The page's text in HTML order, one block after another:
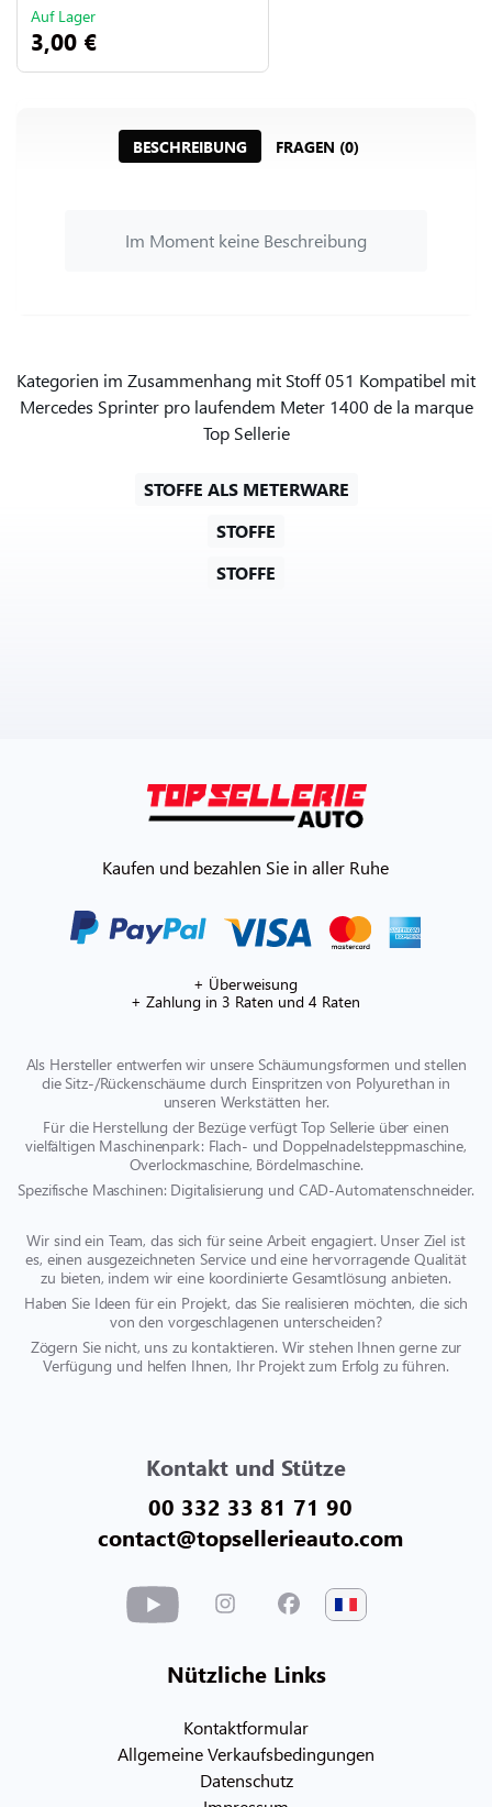
Auf Lager
3,00 €
BESCHREIBUNG FRAGEN (0)
Im Moment keine Beschreibung
Kategorien im Zusammenhang mit Stoff 051 Kompatibel mit
Mercedes Sprinter pro laufendem Meter 1400 de la marque
Top Sellerie
STOFFE ALS METERWARE
STOFFE
STOFFE
Kaufen und bezahlen Sie in aller Ruhe
+ Überweisung
+ Zahlung in 3 Raten und 4 Raten
Als Hersteller entwerfen wir unsere Schäumungsformen und stellen
die Sitz-/Rückenschäume durch Einspritzen von Polyurethan in
unseren Werkstätten her.
Für die Herstellung der Bezüge verfügt Top Sellerie über einen
vielfältigen Maschinenpark: Flach- und Doppelnadelsteppmaschine,
Overlockmaschine, Bördelmaschine.
Spezifische Maschinen: Digitalisierung und CAD-Automatenschneider.
Wir sind ein Team, das sich für seine Arbeit engagiert. Unser Ziel ist
es, einen ausgezeichneten Service und eine hervorragende Qualität
zu bieten, indem wir eine koordinierte Gesamtlösung anbieten.
Haben Sie Ideen für ein Projekt, das Sie realisieren möchten, die sich
von den vorgeschlagenen unterscheiden?
Zögern Sie nicht, uns zu kontaktieren. Wir stehen Ihnen gerne zur
Verfügung und helfen Ihnen, Ihr Projekt zum Erfolg zu führen.
Kontakt und Stütze
00 332 33 81 71 90
contact@topsellerieauto.com
Nützliche Links
Kontaktformular
Allgemeine Verkaufsbedingungen
Datenschutz